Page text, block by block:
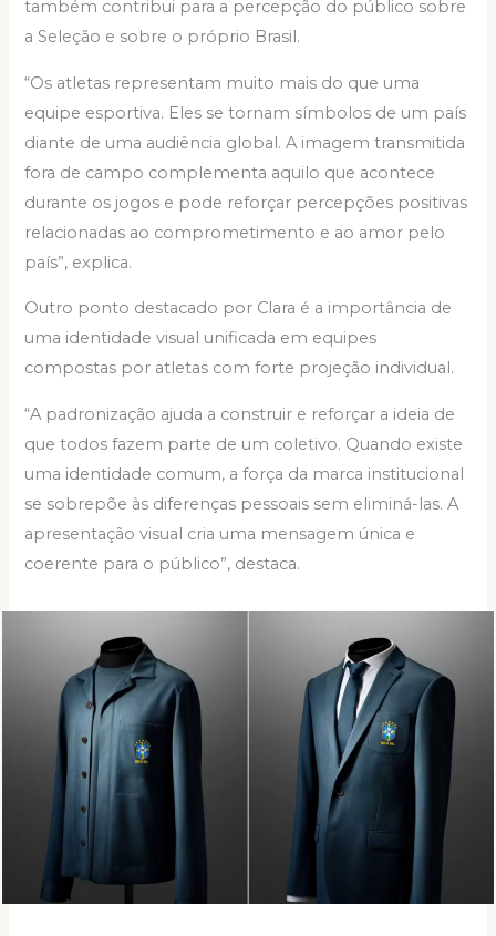
também contribui para a percepção do público sobre
a Seleção e sobre o próprio Brasil.
“Os atletas representam muito mais do que uma
equipe esportiva. Eles se tornam símbolos de um país
diante de uma audiência global. A imagem transmitida
fora de campo complementa aquilo que acontece
durante os jogos e pode reforçar percepções positivas
relacionadas ao comprometimento e ao amor pelo
país”, explica.
Outro ponto destacado por Clara é a importância de
uma identidade visual unificada em equipes
compostas por atletas com forte projeção individual.
“A padronização ajuda a construir e reforçar a ideia de
que todos fazem parte de um coletivo. Quando existe
uma identidade comum, a força da marca institucional
se sobrepõe às diferenças pessoais sem eliminá-las. A
apresentação visual cria uma mensagem única e
coerente para o público”, destaca.